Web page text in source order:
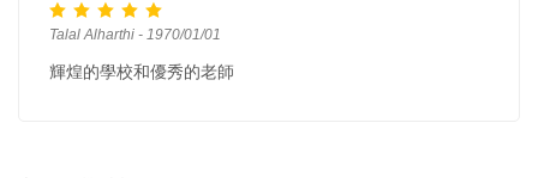
Talal Alharthi - 1970/01/01
輝煌的學校和優秀的老師